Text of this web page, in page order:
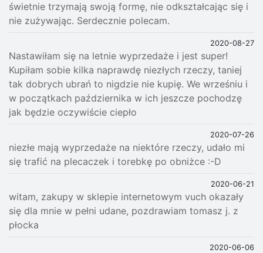
świetnie trzymają swoją formę, nie odkształcając się i
nie zużywając. Serdecznie polecam.
2020-08-27
Nastawiłam się na letnie wyprzedaże i jest super!
Kupiłam sobie kilka naprawdę niezłych rzeczy, taniej
tak dobrych ubrań to nigdzie nie kupię. We wrześniu i
w początkach października w ich jeszcze pochodzę
jak będzie oczywiście ciepło
2020-07-26
niezłe mają wyprzedaże na niektóre rzeczy, udało mi
się trafić na plecaczek i torebkę po obniżce :-D
2020-06-21
witam, zakupy w sklepie internetowym vuch okazały
się dla mnie w pełni udane, pozdrawiam tomasz j. z
płocka
2020-06-06